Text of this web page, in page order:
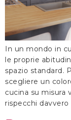
In un mondo in
le proprie
spazio standard.
scegliere un
cucina su misura
rispecchi davvero